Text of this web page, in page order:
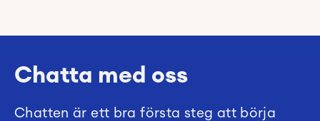
Chatta med oss
Chatten är ett bra första steg att börja